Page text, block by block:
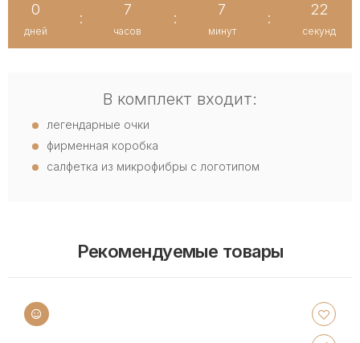
0
дней
:
7
часов
:
7
минут
:
21
секунд
В комплект входит:
легендарные очки
фирменная коробка
салфетка из микрофибры с логотипом
Рекомендуемые товары